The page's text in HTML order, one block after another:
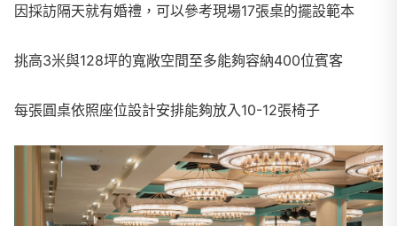
因採訪隔天就有婚禮，可以參考現場17張桌的擺設範本
挑高3米與128坪的寬敞空間至多能夠容納400位賓客
每張圓桌依照座位設計安排能夠放入10-12張椅子